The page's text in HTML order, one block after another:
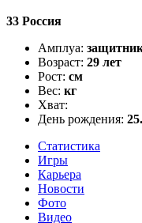
33 Россия
Амплуа:
Возраст: 29 лет
Рост: см
Вес: кг
Хват:
День рождения:
Статистика
Игры
Карьера
Новости
Фото
Видео